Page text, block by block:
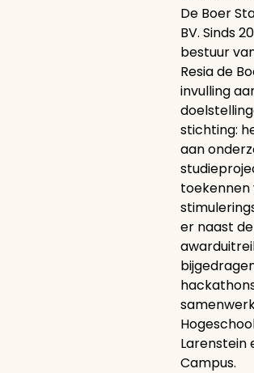
De Boer
BV. Sinds
bestuur
Resia de
invulling
stichting:
aan
toekennen
er naast
Larenstein
Campus.